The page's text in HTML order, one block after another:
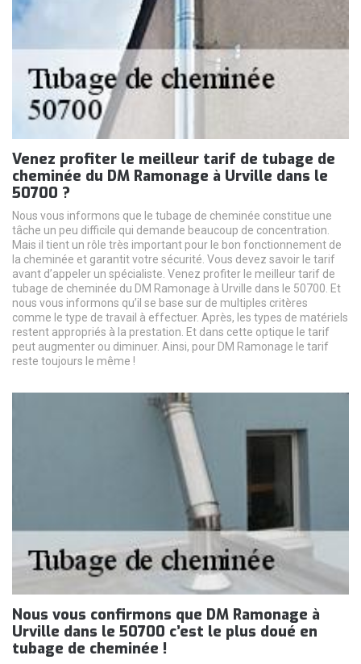
Venez profiter le meilleur tarif de tubage de
cheminée du DM Ramonage à Urville dans le
50700 ?
Nous vous informons que le tubage de cheminée constitue une
tâche un peu difficile qui demande beaucoup de concentration.
Mais il tient un rôle très important pour le bon fonctionnement de
la cheminée et garantit votre sécurité. Vous devez savoir le tarif
avant d’appeler un spécialiste. Venez profiter le meilleur tarif de
tubage de cheminée du DM Ramonage à Urville dans le 50700. Et
nous vous informons qu’il se base sur de multiples critères
comme le type de travail à effectuer. Après, les types de matériels
restent appropriés à la prestation. Et dans cette optique le tarif
peut augmenter ou diminuer. Ainsi, pour DM Ramonage le tarif
reste toujours le même !
Nous vous confirmons que DM Ramonage à
Urville dans le 50700 c’est le plus doué en
tubage de cheminée !